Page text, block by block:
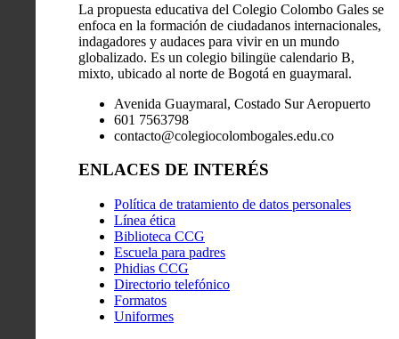
La propuesta educativa del Colegio Colombo Gales se
enfoca en la formación de ciudadanos internacionales,
indagadores y audaces para vivir en un mundo
globalizado. Es un colegio bilingüe calendario B,
mixto, ubicado al norte de Bogotá en guaymaral.
Avenida Guaymaral, Costado Sur Aeropuerto
601 7563798
contacto@colegiocolombogales.edu.co
ENLACES DE INTERÉS
Política de tratamiento de datos personales
Línea ética
Biblioteca CCG
Escuela para padres
Phidias CCG
Directorio telefónico
Formatos
Uniformes